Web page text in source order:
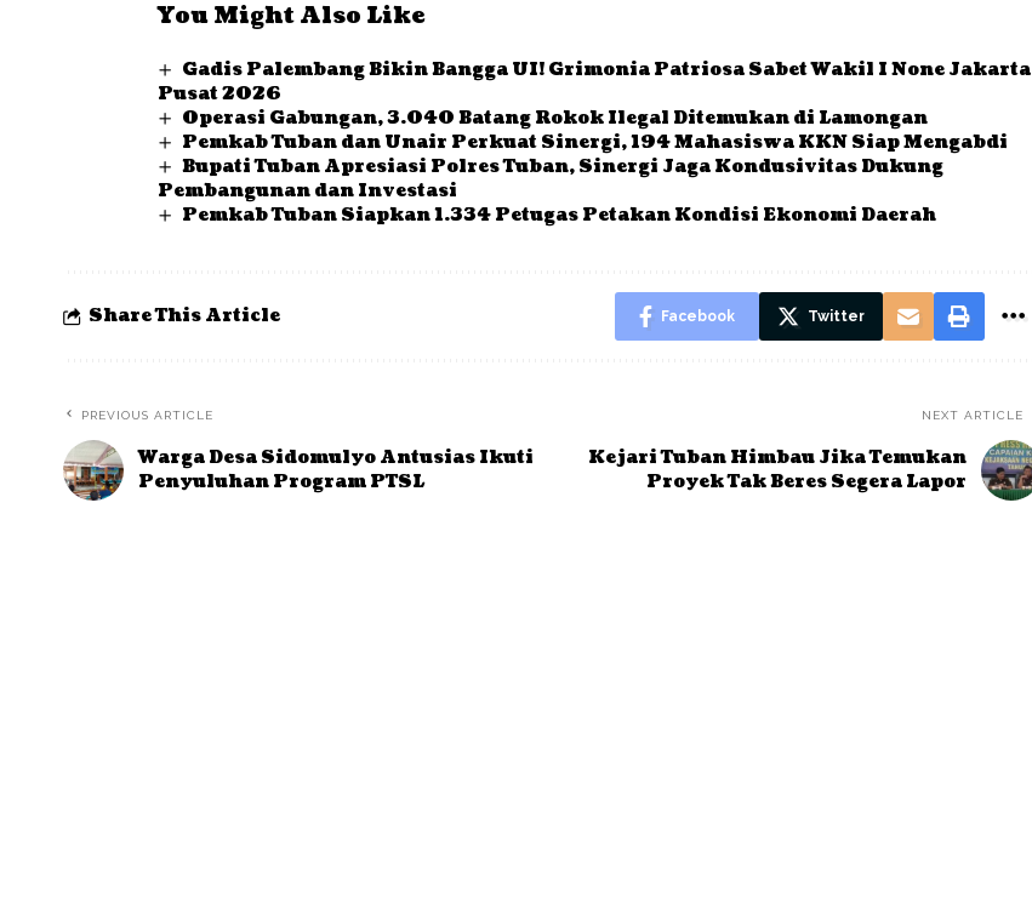
You Might Also Like
Gadis Palembang Bikin Bangga UI! Grimonia Patriosa Sabet Wakil I None Jakarta
Pusat 2026
Operasi Gabungan, 3.040 Batang Rokok Ilegal Ditemukan di Lamongan
Pemkab Tuban dan Unair Perkuat Sinergi, 194 Mahasiswa KKN Siap Mengabdi
Bupati Tuban Apresiasi Polres Tuban, Sinergi Jaga Kondusivitas Dukung
Pembangunan dan Investasi
Pemkab Tuban Siapkan 1.334 Petugas Petakan Kondisi Ekonomi Daerah
Share This Article Facebook Twitter
PREVIOUS ARTICLE
Warga Desa Sidomulyo Antusias Ikuti
Penyuluhan Program PTSL
NEXT ARTICLE
Kejari Tuban Himbau Jika Temukan
Proyek Tak Beres Segera Lapor